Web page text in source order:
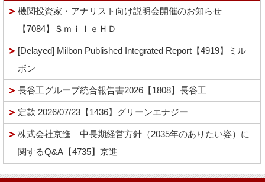
機関投資家・アナリスト向け説明会開催のお知らせ
【7084】ＳｍｉｌｅＨＤ
[Delayed] Milbon Published Integrated Report【4919】ミル
ボン
長谷工グループ統合報告書2026【1808】長谷工
定款 2026/07/23【1436】グリーンエナジー
株式会社京進 中長期経営方針（2035年のありたい姿）に
関するQ&A【4735】京進